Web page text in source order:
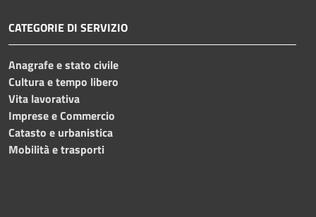
CATEGORIE DI SERVIZIO
Anagrafe e stato civile
Cultura e tempo libero
Vita lavorativa
Imprese e Commercio
Catasto e urbanistica
Mobilità e trasporti